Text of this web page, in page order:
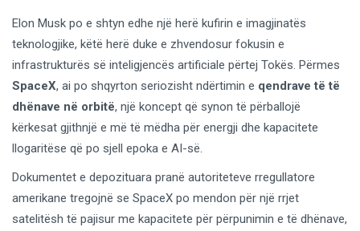
Elon Musk po e shtyn edhe një herë kufirin e imagjinatës
teknologjike, këtë herë duke e zhvendosur fokusin e
infrastrukturës së inteligjencës artificiale përtej Tokës. Përmes
SpaceX, ai po shqyrton seriozisht ndërtimin e qendrave të të
dhënave në orbitë, një koncept që synon të përballojë
kërkesat gjithnjë e më të mëdha për energji dhe kapacitete
llogaritëse që po sjell epoka e AI-së.
Dokumentet e depozituara pranë autoriteteve rregullatore
amerikane tregojnë se SpaceX po mendon për një rrjet
satelitësh të pajisur me kapacitete për përpunimin e të dhënave,